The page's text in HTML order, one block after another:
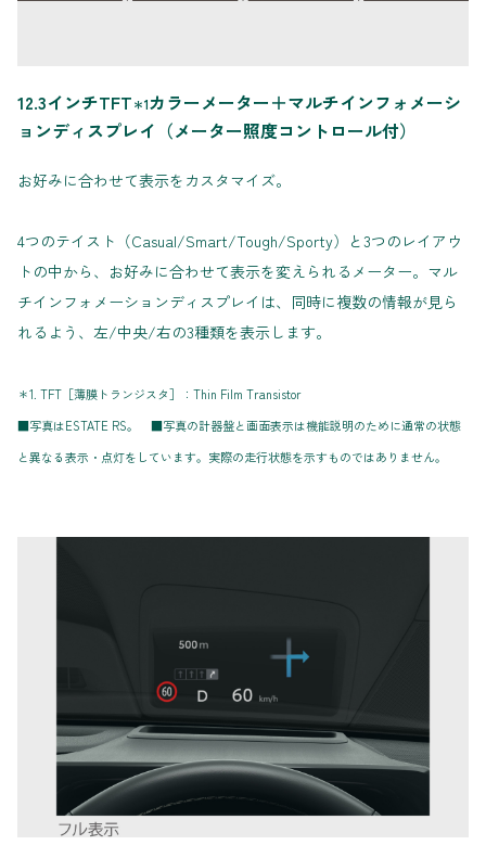
12.3インチTFT＊1カラーメーター＋マルチインフォメーシ
ョンディスプレイ（メーター照度コントロール付）
お好みに合わせて表示をカスタマイズ。
4つのテイスト（Casual/Smart/Tough/Sporty）と3つのレイアウ
トの中から、お好みに合わせて表示を変えられるメーター。マル
チインフォメーションディスプレイは、同時に複数の情報が見ら
れるよう、左/中央/右の3種類を表示します。
＊1. TFT［薄膜トランジスタ］：Thin Film Transistor
■写真はESTATE RS。 ■写真の計器盤と画面表示は機能説明のために通常の状態
と異なる表示・点灯をしています。実際の走行状態を示すものではありません。